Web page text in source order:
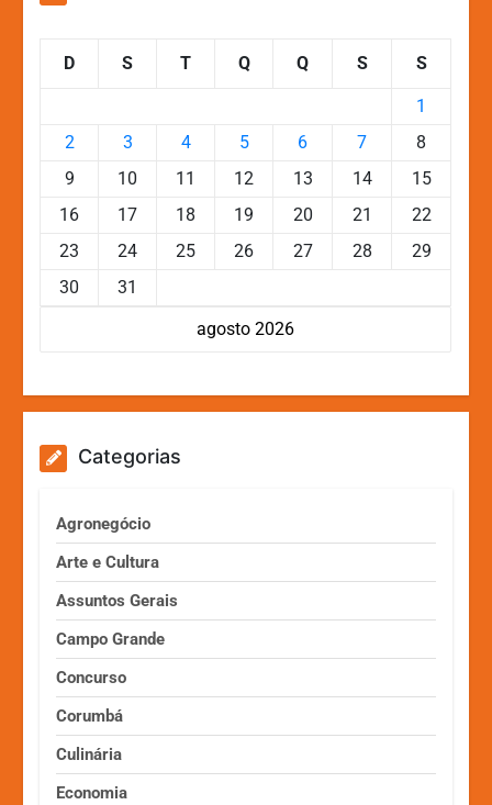
agosto 2026
D S T Q Q S S
1
2
3 4 5 6 7
8
9
10 11 12 13 14
15
16
17 18 19 20 21
22
23
24 25 26 27 28
29
30
31
Categorias
Agronegócio
Arte e Cultura
Assuntos Gerais
Campo Grande
Concurso
Corumbá
Culinária
Economia